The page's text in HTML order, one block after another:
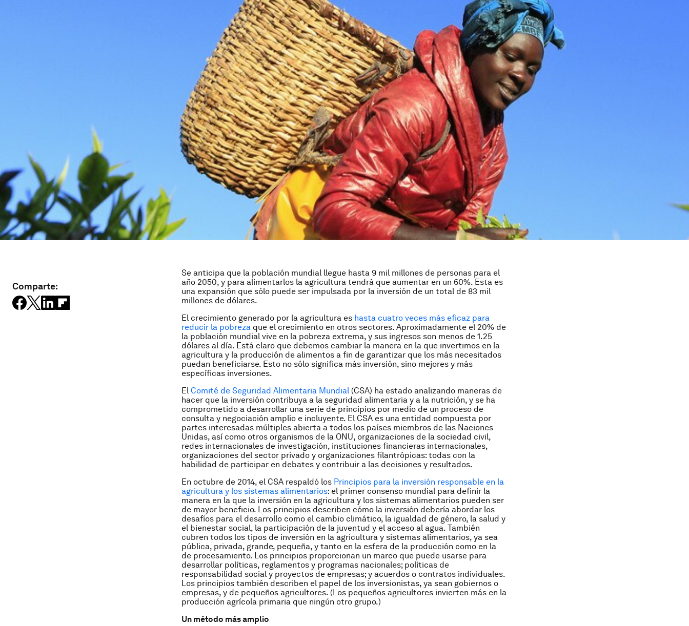
Comparte:
Se anticipa que la población mundial llegue hasta 9 mil millones de personas para el
año 2050, y para alimentarlos la agricultura tendrá que aumentar en un 60%. Esta es
una expansión que sólo puede ser impulsada por la inversión de un total de 83 mil
millones de dólares.
El crecimiento generado por la agricultura es hasta cuatro veces más eficaz para
reducir la pobreza que el crecimiento en otros sectores. Aproximadamente el 20% de
la población mundial vive en la pobreza extrema, y sus ingresos son menos de 1.25
dólares al día. Está claro que debemos cambiar la manera en la que invertimos en la
agricultura y la producción de alimentos a fin de garantizar que los más necesitados
puedan beneficiarse. Esto no sólo significa más inversión, sino mejores y más
específicas inversiones.
El Comité de Seguridad Alimentaria Mundial (CSA) ha estado analizando maneras de
hacer que la inversión contribuya a la seguridad alimentaria y a la nutrición, y se ha
comprometido a desarrollar una serie de principios por medio de un proceso de
consulta y negociación amplio e incluyente. El CSA es una entidad compuesta por
partes interesadas múltiples abierta a todos los países miembros de las Naciones
Unidas, así como otros organismos de la ONU, organizaciones de la sociedad civil,
redes internacionales de investigación, instituciones financieras internacionales,
organizaciones del sector privado y organizaciones filantrópicas: todas con la
habilidad de participar en debates y contribuir a las decisiones y resultados.
En octubre de 2014, el CSA respaldó los Principios para la inversión responsable en la
agricultura y los sistemas alimentarios: el primer consenso mundial para definir la
manera en la que la inversión en la agricultura y los sistemas alimentarios pueden ser
de mayor beneficio. Los principios describen cómo la inversión debería abordar los
desafíos para el desarrollo como el cambio climático, la igualdad de género, la salud y
el bienestar social, la participación de la juventud y el acceso al agua. También
cubren todos los tipos de inversión en la agricultura y sistemas alimentarios, ya sea
pública, privada, grande, pequeña, y tanto en la esfera de la producción como en la
de procesamiento. Los principios proporcionan un marco que puede usarse para
desarrollar políticas, reglamentos y programas nacionales; políticas de
responsabilidad social y proyectos de empresas; y acuerdos o contratos individuales.
Los principios también describen el papel de los inversionistas, ya sean gobiernos o
empresas, y de pequeños agricultores. (Los pequeños agricultores invierten más en la
producción agrícola primaria que ningún otro grupo.)
Un método más amplio